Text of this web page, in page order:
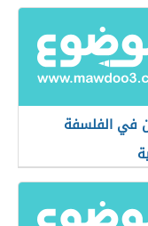
في الفلسفة